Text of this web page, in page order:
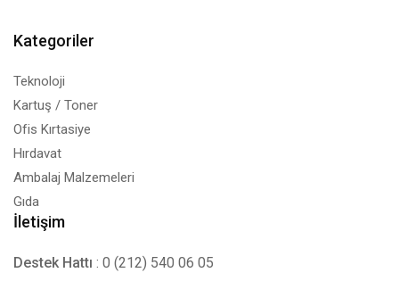
Kategoriler
Teknoloji
Kartuş / Toner
Ofis Kırtasiye
Hırdavat
Ambalaj Malzemeleri
Gıda
İletişim
Destek Hattı : 0 (212) 540 06 05